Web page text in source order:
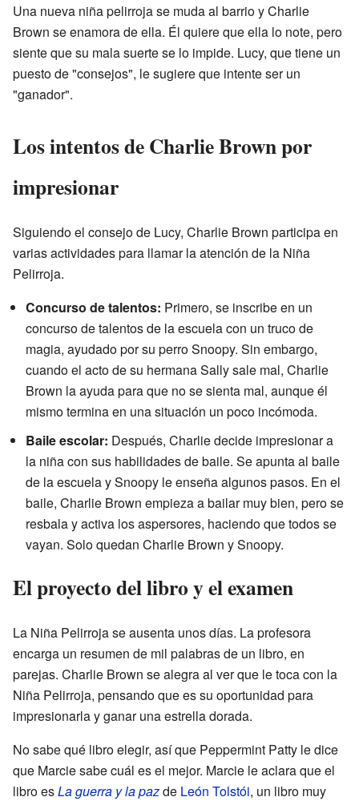
Una nueva niña pelirroja se muda al barrio y Charlie
Brown se enamora de ella. Él quiere que ella lo note, pero
siente que su mala suerte se lo impide. Lucy, que tiene un
puesto de "consejos", le sugiere que intente ser un
"ganador".
Los intentos de Charlie Brown por
impresionar
Siguiendo el consejo de Lucy, Charlie Brown participa en
varias actividades para llamar la atención de la Niña
Pelirroja.
Concurso de talentos: Primero, se inscribe en un
concurso de talentos de la escuela con un truco de
magia, ayudado por su perro Snoopy. Sin embargo,
cuando el acto de su hermana Sally sale mal, Charlie
Brown la ayuda para que no se sienta mal, aunque él
mismo termina en una situación un poco incómoda.
Baile escolar: Después, Charlie decide impresionar a
la niña con sus habilidades de baile. Se apunta al baile
de la escuela y Snoopy le enseña algunos pasos. En el
baile, Charlie Brown empieza a bailar muy bien, pero se
resbala y activa los aspersores, haciendo que todos se
vayan. Solo quedan Charlie Brown y Snoopy.
El proyecto del libro y el examen
La Niña Pelirroja se ausenta unos días. La profesora
encarga un resumen de mil palabras de un libro, en
parejas. Charlie Brown se alegra al ver que le toca con la
Niña Pelirroja, pensando que es su oportunidad para
impresionarla y ganar una estrella dorada.
No sabe qué libro elegir, así que Peppermint Patty le dice
que Marcie sabe cuál es el mejor. Marcie le aclara que el
libro esLa guerra y la pazde León Tolstói, un libro muy